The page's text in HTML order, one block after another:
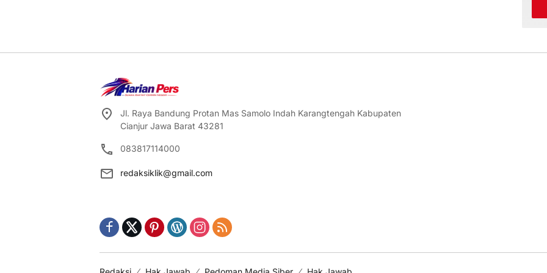
Jl. Raya Bandung Protan Mas Samolo Indah Karangtengah Kabupaten
Cianjur Jawa Barat 43281
083817114000
redaksiklik@gmail.com